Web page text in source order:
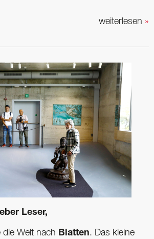
weiterlesen »
Leser,
die Welt nach Blatten. Das kleine